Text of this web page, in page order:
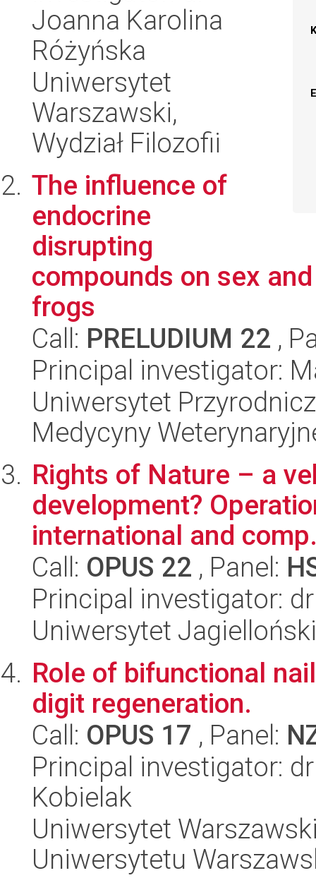
Joanna Karolina
Różyńska
Uniwersytet
Warszawski,
Wydział Filozofii
The influence of
endocrine
disrupting
compounds on sex
frogs
Call: PRELUDIUM 22 ,
Principal investigator:
Uniwersytet
Medycyny
Rights of Nature – a
development?
international and
Call: OPUS 22 , Panel:
Principal investigator:
Uniwersytet
Role of bifunctional
digit regeneration.
Call: OPUS 17 , Panel:
Principal investigator:
Kobielak
Uniwersytet
Uniwersytetu